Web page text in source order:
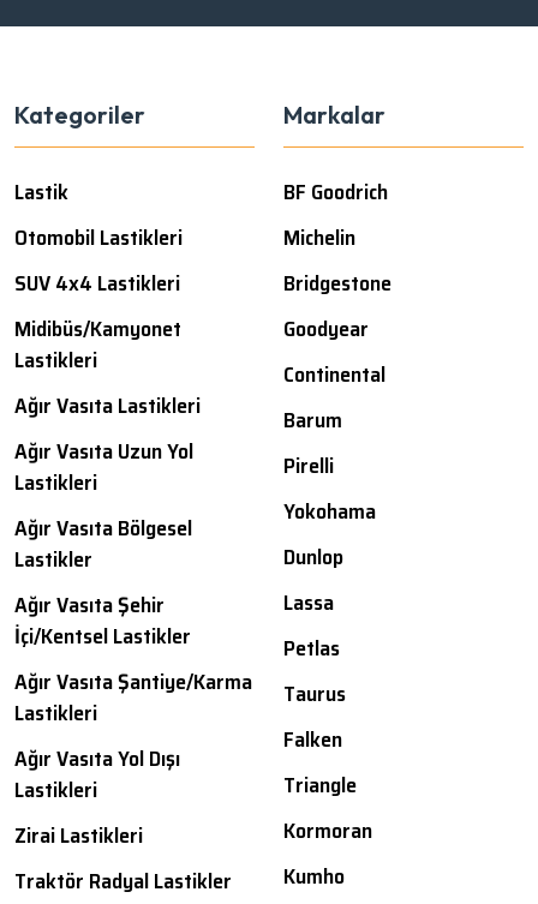
Kategoriler
Lastik
Otomobil Lastikleri
SUV 4x4 Lastikleri
Midibüs/Kamyonet
Lastikleri
Ağır Vasıta Lastikleri
Ağır Vasıta Uzun Yol
Lastikleri
Ağır Vasıta Bölgesel
Lastikler
Ağır Vasıta Şehir
İçi/Kentsel Lastikler
Ağır Vasıta Şantiye/Karma
Lastikleri
Ağır Vasıta Yol Dışı
Lastikleri
Zirai Lastikleri
Traktör Radyal Lastikler
Markalar
BF Goodrich
Michelin
Bridgestone
Goodyear
Continental
Barum
Pirelli
Yokohama
Dunlop
Lassa
Petlas
Taurus
Falken
Triangle
Kormoran
Kumho